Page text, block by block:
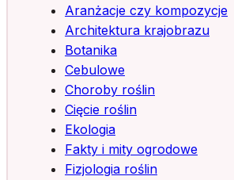
Aranżacje czy kompozycje
Architektura krajobrazu
Botanika
Cebulowe
Choroby roślin
Cięcie roślin
Ekologia
Fakty i mity ogrodowe
Fizjologia roślin